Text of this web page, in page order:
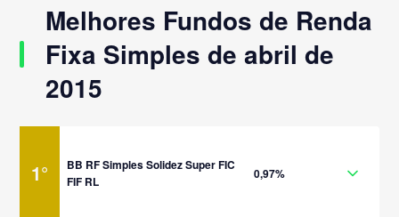
Melhores Fundos de Renda
Fixa Simples de abril de
2015
1°
BB RF Simples Solidez Super FIC
FIF RL
0,97%